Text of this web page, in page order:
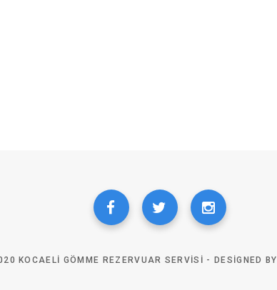
KOCAELI GÖMME REZERVUAR SERVISI - DESIGNED BY